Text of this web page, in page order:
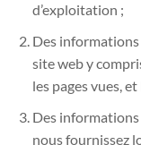
d’exploitation ;
Des
site web y
les pages vues,
Des informations
nous fournissez